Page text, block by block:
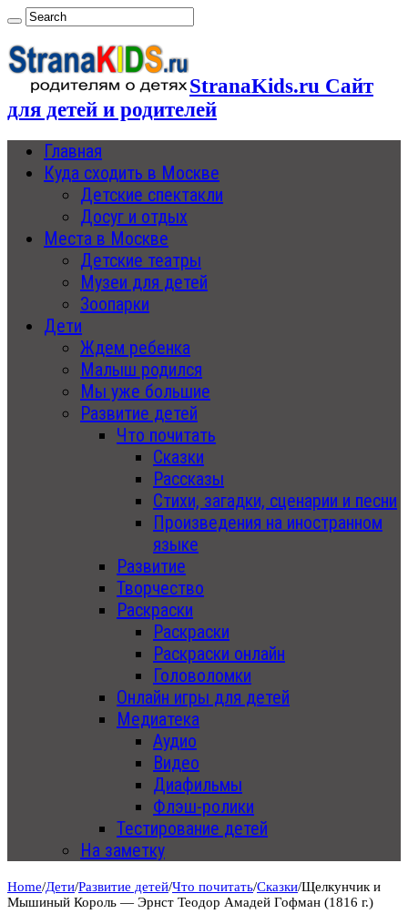
StranaKids.ru Сайт
для детей и родителей
Главная
Куда сходить в Москве
Детские спектакли
Досуг и отдых
Места в Москве
Детские театры
Музеи для детей
Зоопарки
Дети
Ждем ребенка
Малыш родился
Мы уже большие
Развитие детей
Что почитать
Сказки
Рассказы
Стихи, загадки, сценарии и песни
Произведения на иностранном
языке
Развитие
Творчество
Раскраски
Раскраски
Раскраски онлайн
Головоломки
Онлайн игры для детей
Медиатека
Аудио
Видео
Диафильмы
Флэш-ролики
Тестирование детей
На заметку
Home/Дети/Развитие детей/Что почитать/Сказки/Щелкунчик и
Мышиный Король — Эрнст Теодор Амадей Гофман (1816 г.)